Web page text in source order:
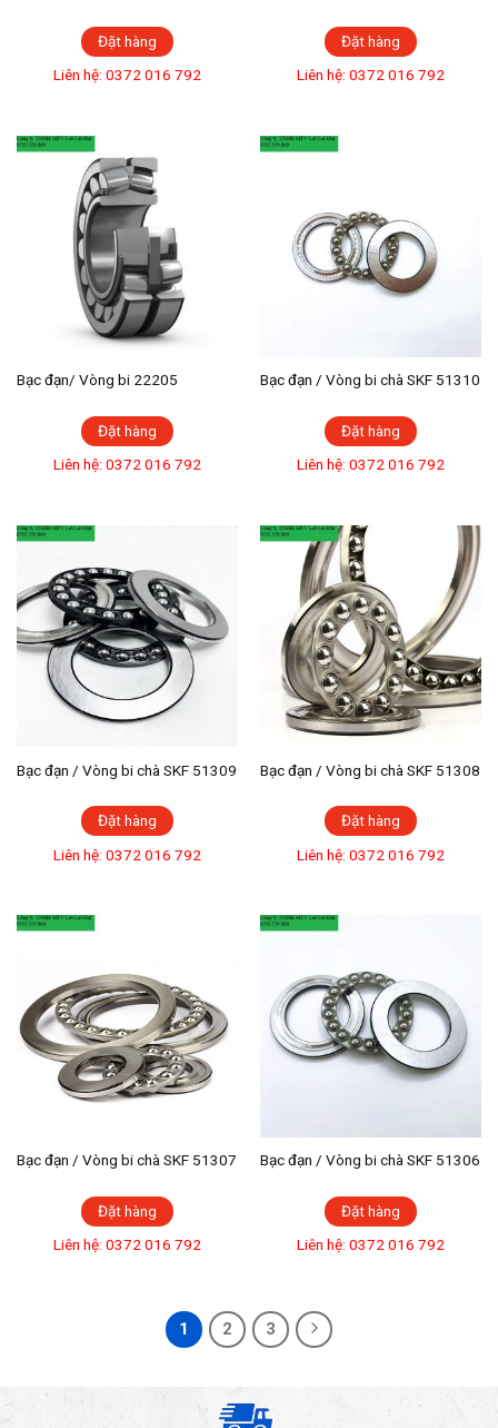
Đặt hàng
Liên hệ: 0372 016 792
Đặt hàng
Liên hệ: 0372 016 792
Bạc đạn/ Vòng bi 22205
Đặt hàng
Liên hệ: 0372 016 792
Bạc đạn / Vòng bi chà SKF 51310
Đặt hàng
Liên hệ: 0372 016 792
Bạc đạn / Vòng bi chà SKF 51309
Đặt hàng
Liên hệ: 0372 016 792
Bạc đạn / Vòng bi chà SKF 51308
Đặt hàng
Liên hệ: 0372 016 792
Bạc đạn / Vòng bi chà SKF 51307
Đặt hàng
Liên hệ: 0372 016 792
Bạc đạn / Vòng bi chà SKF 51306
Đặt hàng
Liên hệ: 0372 016 792
1 2 3